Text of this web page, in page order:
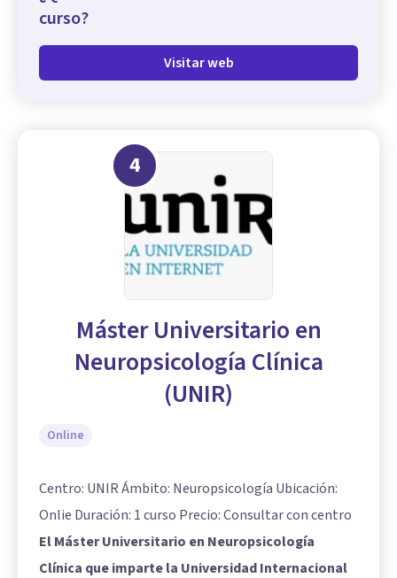
curso?
Visitar web
4
Máster Universitario en
Neuropsicología Clínica
(UNIR)
Online
Centro: UNIR Ámbito: Neuropsicología Ubicación:
Onlie Duración: 1 curso Precio: Consultar con centro
El Máster Universitario en Neuropsicología
Clínica que imparte la Universidad Internacional